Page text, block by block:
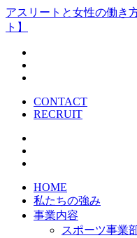
アスリートと女性の働き
ト】
CONTACT
RECRUIT
HOME
私たちの強み
事業内容
スポーツ事業